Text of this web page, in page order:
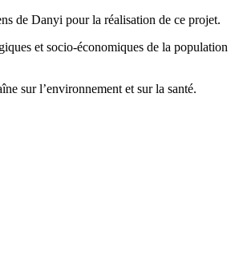
de Danyi pour la réalisation de ce projet.
et socio-économiques de la population
sur l’environnement et sur la santé.